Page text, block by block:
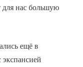
для нас большую
ещё в